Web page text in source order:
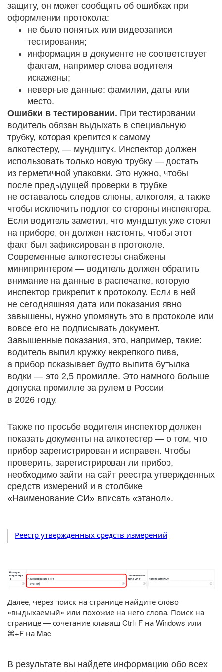
защиту, он может сообщить об ошибках при
оформлении протокола:
не было понятых или видеозаписи
тестирования;
информация в документе не соответствует
фактам, например слова водителя
искажены;
неверные данные: фамилии, даты или
место.
Ошибки в тестировании. При тестировании
водитель обязан выдыхать в специальную
трубку, которая крепится к самому
алкотестеру, — мундштук. Инспектор должен
использовать только новую трубку — достать
из герметичной упаковки. Это нужно, чтобы
после предыдущей проверки в трубке
не оставалось следов слюны, алкоголя, а также
чтобы исключить подлог со стороны инспектора.
Если водитель заметил, что мундштук уже стоял
на приборе, он должен настоять, чтобы этот
факт был зафиксирован в протоколе.
Современные алкотестеры снабжены
минипринтером — водитель должен обратить
внимание на данные в распечатке, которую
инспектор прикрепит к протоколу. Если в ней
не сегодняшняя дата или показания явно
завышены, нужно упомянуть это в протоколе или
вовсе его не подписывать документ.
Завышенные показания, это, например, такие:
водитель выпил кружку некрепкого пива,
а прибор показывает будто выпита бутылка
водки — это 2,5 промилле. Это намного больше
допуска промилле за рулем в России
в 2026 году.
Также по просьбе водителя инспектор должен
показать документы на алкотестер — о том, что
прибор зарегистрирован и исправен. Чтобы
проверить, зарегистрирован ли прибор,
необходимо зайти на сайт реестра утвержденных
средств измерений и в столбике
«Наименование СИ» вписать «этанол».
Реестр утвержденных средств измерений
Далее, через поиск на странице найдите слово
«выдыхаемый» или похожие на него слова. Поиск на
странице — сочетание клавиш Ctrl+F на Windows или
⌘+F на Mac
В результате вы найдете информацию обо всех